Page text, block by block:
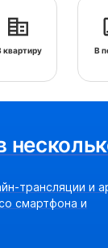
квартиру В
трансляции и
смартфона и